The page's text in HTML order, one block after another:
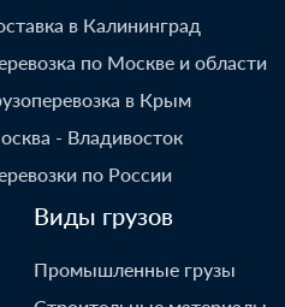
в Калининград
по Москве и области
в Крым
- Владивосток
по России
Виды грузов
Промышленные грузы